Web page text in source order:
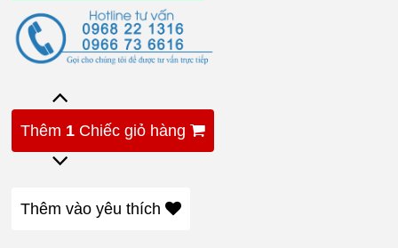
Thêm 1 Chiếc giỏ hàng
Thêm vào yêu thích